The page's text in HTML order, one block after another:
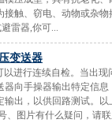
接触、窃电、动物或杂
雷器,你可...
变送器
以进行连续自检。当出
器向手操器输出特定信
出，以供回路测试。
、图片有什么疑问，请